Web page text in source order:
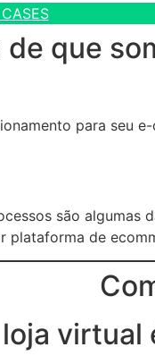
que
para seu
são
plataforma de
virtual